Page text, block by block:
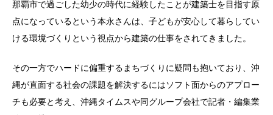
那覇市で過ごした幼少の時代に経験したことが建築士を目指す原
点になっているという本永さんは、子どもが安心して暮らしてい
ける環境づくりという視点から建築の仕事をされてきました。
その一方でハードに偏重するまちづくりに疑問も抱いており、沖
縄が直面する社会の課題を解決するにはソフト面からのアプロー
チも必要と考え、沖縄タイムスや同グループ会社で記者・編集業